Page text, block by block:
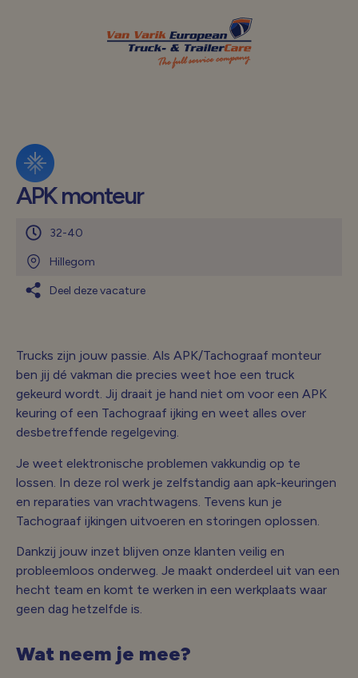
APK monteur
32-40
Hillegom
Deel deze vacature
Trucks zijn jouw passie. Als APK/Tachograaf monteur
ben jij dé vakman die precies weet hoe een truck
gekeurd wordt. Jij draait je hand niet om voor een APK
keuring of een Tachograaf ijking en weet alles over
desbetreffende regelgeving.
Je weet elektronische problemen vakkundig op te
lossen. In deze rol werk je zelfstandig aan apk-keuringen
en reparaties van vrachtwagens. Tevens kun je
Tachograaf ijkingen uitvoeren en storingen oplossen.
Dankzij jouw inzet blijven onze klanten veilig en
probleemloos onderweg. Je maakt onderdeel uit van een
hecht team en komt te werken in een werkplaats waar
geen dag hetzelfde is.
Wat neem je mee?